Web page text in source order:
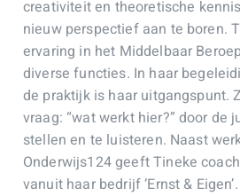
creativiteit en theoretische
nieuw perspectief aan te boren.
ervaring in het Middelbaar
diverse functies. In haar
de praktijk is haar uitgangspunt.
vraag: “wat werkt hier?” door de
stellen en te luisteren. Naast
Onderwijs124 geeft Tineke
vanuit haar bedrijf ‘Ernst & Eigen’.